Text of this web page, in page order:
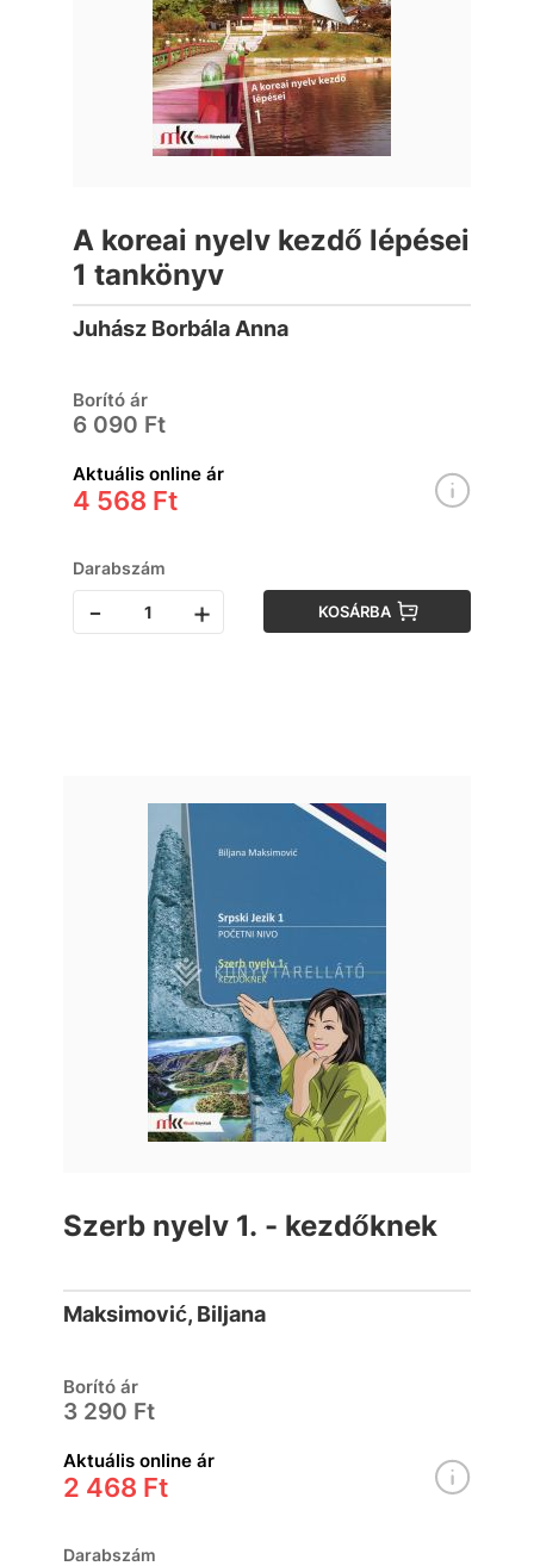
A koreai nyelv kezdő lépései
1 tankönyv
Juhász Borbála Anna
Borító ár
6 090 Ft
Aktuális online ár
4 568 Ft
Darabszám
- + KOSÁRBA
Szerb nyelv 1. - kezdőknek
Maksimović, Biljana
Borító ár
3 290 Ft
Aktuális online ár
2 468 Ft
Darabszám